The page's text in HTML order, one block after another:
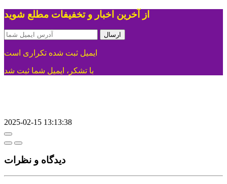
از آخرین اخبار و تخفیفات مطلع شوید
ارسال
ایمیل ثبت شده تکراری است
با تشکر، ایمیل شما ثبت شد
2025-02-15 13:13:38
دیدگاه‌ و نظرات